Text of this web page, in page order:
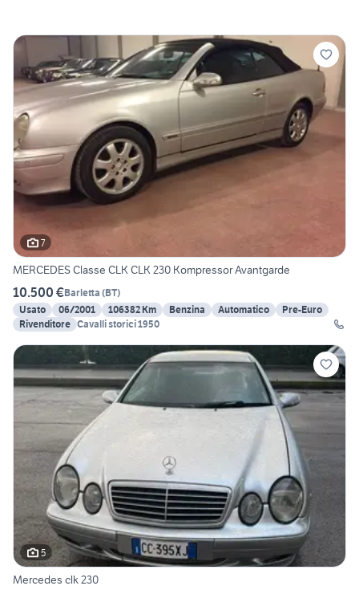
7
MERCEDES Classe CLK CLK 230 Kompressor Avantgarde
10.500 €Barletta (BT)
Usato
06/2001 106382 Km Benzina Automatico
Pre-Euro
Rivenditore Cavalli storici 1950
5
Mercedes clk 230